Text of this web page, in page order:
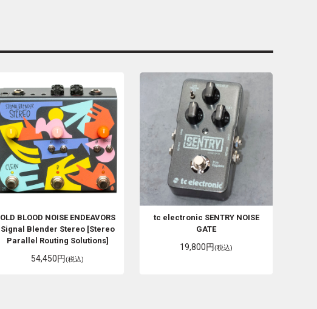
OLD BLOOD NOISE ENDEAVORS
Signal Blender Stereo [Stereo
Parallel Routing Solutions]
54,450円(税込)
tc electronic SENTRY NOISE
GATE
19,800円(税込)